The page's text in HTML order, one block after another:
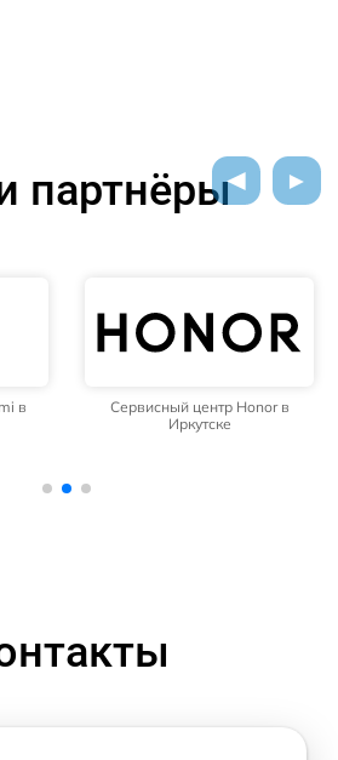
партнёры
в
Сервисный центр Honor в
Иркутске